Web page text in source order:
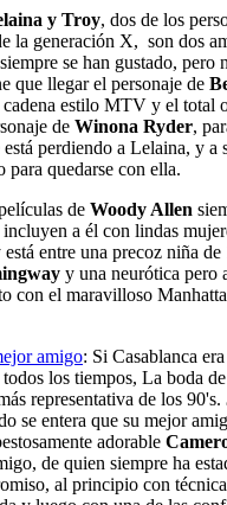
y Troy, dos de los
la generación X, son dos
se han gustado, pero
que llegar el personaje de
estilo MTV y el total
de Winona Ryder,
está perdiendo a Lelaina, y a
para quedarse con ella.
de Woody Allen
a él con lindas
entre una precoz niña de
y una neurótica pero
con el maravilloso
amigo: Si Casablanca
los tiempos, La boda
representativa de los 90's.
se entera que su mejor
adorable
de quien siempre ha
al principio con